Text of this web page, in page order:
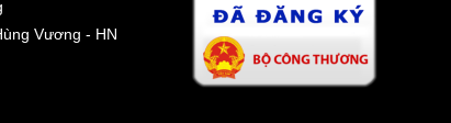
Vương - HN